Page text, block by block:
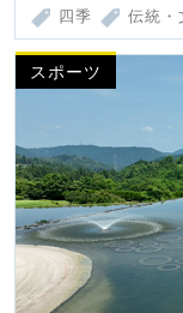
四季 伝統・
スポーツ